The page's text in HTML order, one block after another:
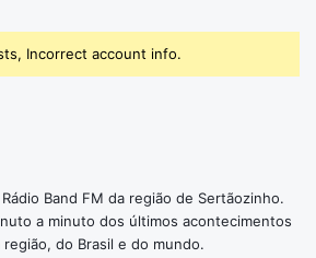
Incorrect account info.
Band FM da região de Sertãozinho.
a minuto dos últimos acontecimentos
região, do Brasil e do mundo.